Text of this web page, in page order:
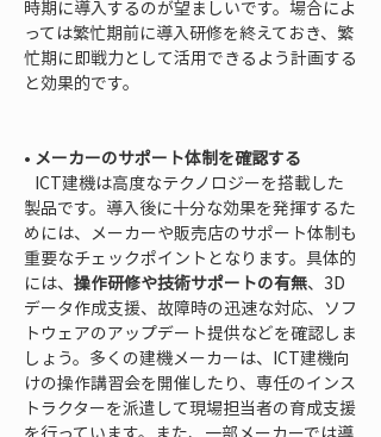
時期に導入するのが望ましいです。場合によ
っては繁忙期前に導入研修を終えておき、繁
忙期に即戦力として活用できるよう計画する
と効果的です。
• メーカーのサポート体制を確認する
製品です。導入後に十分な効果を発揮するた
めには、メーカーや販売店のサポート体制も
重要なチェックポイントとなります。具体的
には、 操作研修や技術サポートの有無、3D
データ作成支援、故障時の迅速な対応、ソフ
トウェアのアップデート提供などを確認しま
しょう。多くの建機メーカーは、ICT建機向
けの操作講習会を開催したり、専任のインス
トラクターを派遣して現場担当者の育成支援
を行っています。また、一部メーカーでは導